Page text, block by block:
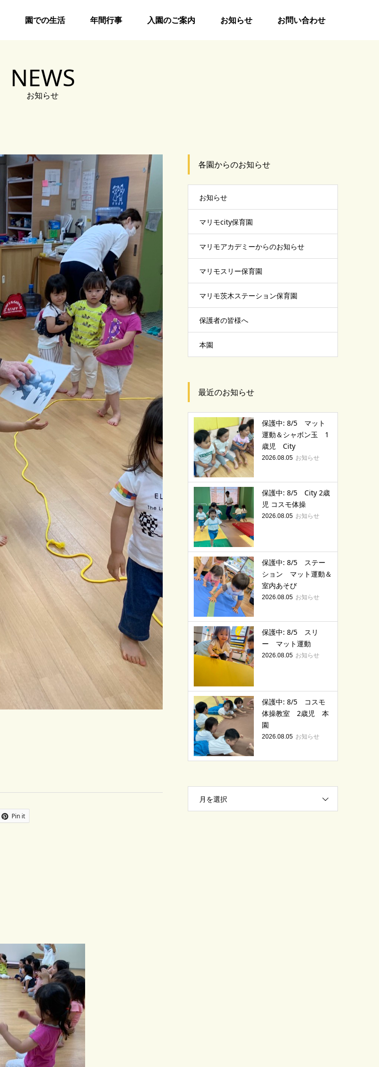
園での生活 年間行事 入園のご案内 お知らせ お問い合わせ
NEWS
お知らせ
Pin it
各園からのお知らせ
お知らせ
マリモcity保育園
マリモアカデミーからのお知らせ
マリモスリー保育園
マリモ茨木ステーション保育園
保護者の皆様へ
本園
最近のお知らせ
保護中: 8/5 マット
運動＆シャボン玉 1
歳児 City
2026.08.05 お知らせ
保護中: 8/5 City 2歳
児 コスモ体操
2026.08.05 お知らせ
保護中: 8/5 ステー
ション マット運動＆
室内あそび
2026.08.05 お知らせ
保護中: 8/5 スリ
ー マット運動
2026.08.05 お知らせ
保護中: 8/5 コスモ
体操教室 2歳児 本
園
2026.08.05 お知らせ
月を選択